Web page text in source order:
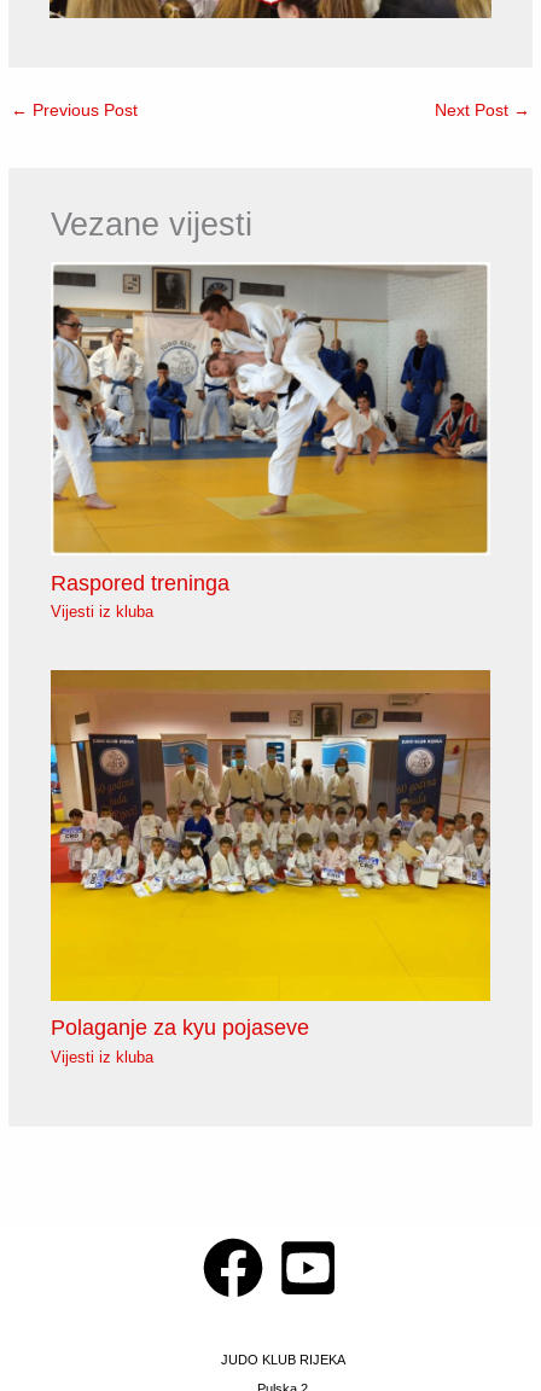
← Previous Post Next Post →
Vezane vijesti
Raspored treninga
Vijesti iz kluba
Polaganje za kyu pojaseve
Vijesti iz kluba
JUDO KLUB RIJEKA